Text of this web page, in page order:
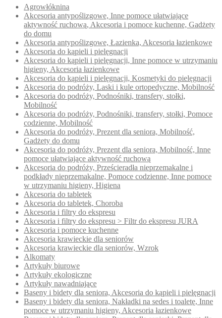
Agrowłóknina
Akcesoria antypoślizgowe, Inne pomoce ułatwiające
aktywność ruchową, Akcesoria i pomoce kuchenne, Gadżety
do domu
Akcesoria antypoślizgowe, Łazienka, Akcesoria łazienkowe
Akcesoria do kąpieli i pielęgnacji
Akcesoria do kąpieli i pielęgnacji, Inne pomoce w utrzymaniu
higieny, Akcesoria łazienkowe
Akcesoria do kąpieli i pielęgnacji, Kosmetyki do pielęgnacji
Akcesoria do podróży, Laski i kule ortopedyczne, Mobilność
Akcesoria do podróży, Podnośniki, transfery, stołki,
Mobilność
Akcesoria do podróży, Podnośniki, transfery, stołki, Pomoce
codzienne, Mobilność
Akcesoria do podróży, Prezent dla seniora, Mobilność,
Gadżety do domu
Akcesoria do podróży, Prezent dla seniora, Mobilność, Inne
pomoce ułatwiające aktywność ruchową
Akcesoria do podróży, Prześcieradła nieprzemakalne i
podkłady nieprzemakalne, Pomoce codzienne, Inne pomoce
w utrzymaniu higieny, Higiena
Akcesoria do tabletek
Akcesoria do tabletek, Choroba
Akcesoria i filtry do ekspresu
Akcesoria i filtry do ekspresu > Filtr do ekspresu JURA
Akcesoria i pomoce kuchenne
Akcesoria krawieckie dla seniorów
Akcesoria krawieckie dla seniorów, Wzrok
Alkomaty
Artykuły biurowe
Artykuły ekologiczne
Artykuły nawadniające
Baseny i bidety dla seniora, Akcesoria do kąpieli i pielęgnacji
Baseny i bidety dla seniora, Nakładki na sedes i toaletę, Inne
pomoce w utrzymaniu higieny, Akcesoria łazienkowe